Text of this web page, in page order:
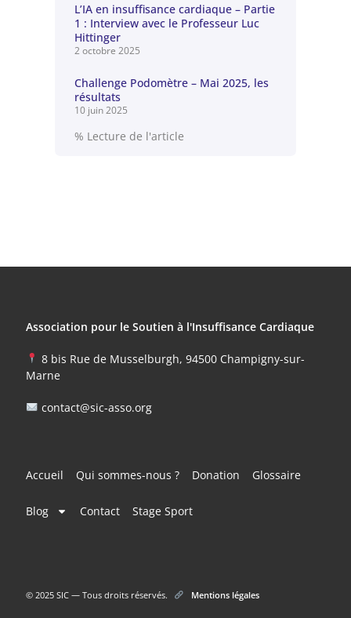
L’IA en insuffisance cardiaque – Partie
1 : Interview avec le Professeur Luc
Hittinger
2 octobre 2025
Challenge Podomètre – Mai 2025, les
résultats
10 juin 2025
% Lecture de l'article
Association pour le Soutien à l'Insuffisance Cardiaque
8 bis Rue de Musselburgh, 94500 Champigny-sur-
Marne
contact@sic-asso.org
Accueil Qui sommes-nous ? Donation Glossaire
Blog Contact Stage Sport
© 2025 SIC — Tous droits réservés. Mentions légales